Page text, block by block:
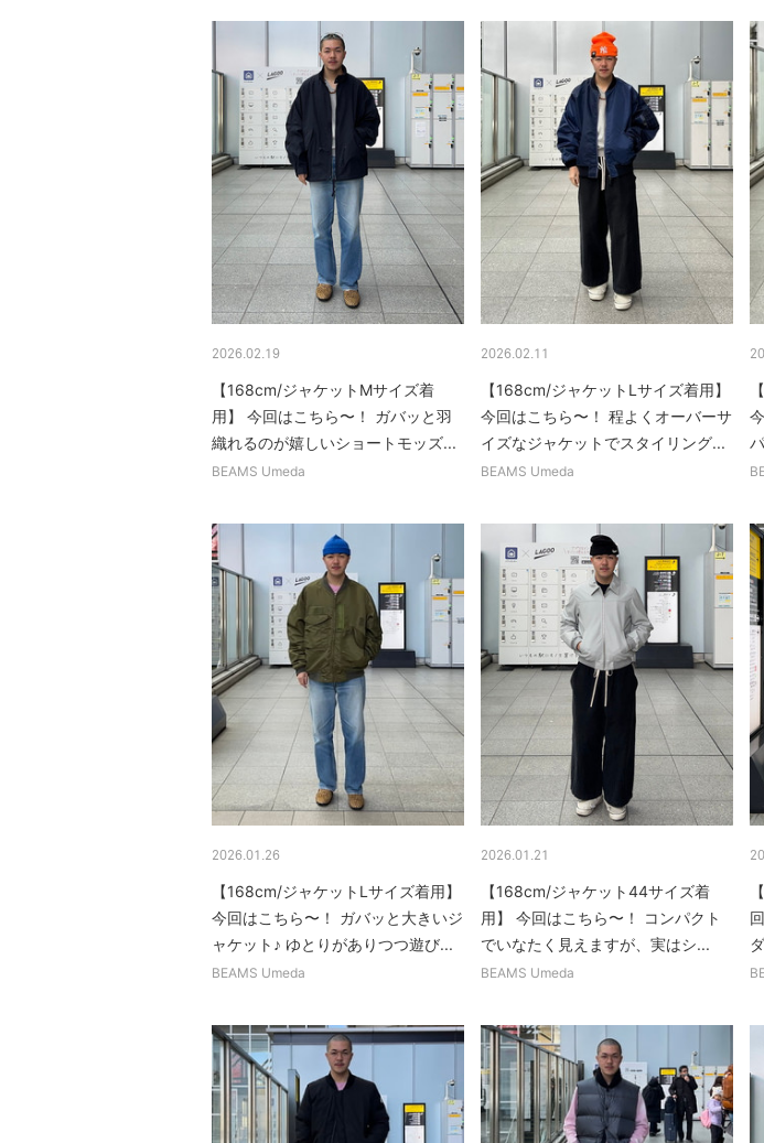
2026.02.19
【168cm/ジャケットMサイズ着
用】 今回はこちら〜！ ガバッと羽
織れるのが嬉しいショートモッズ...
BEAMS Umeda
2026.02.11
【168cm/ジャケットLサイズ着用】
今回はこちら〜！ 程よくオーバーサ
イズなジャケットでスタイリング...
BEAMS Umeda
2026.01.26
【168cm/ジャケットLサイズ着用】
今回はこちら〜！ ガバッと大きいジ
ャケット♪ ゆとりがありつつ遊び...
BEAMS Umeda
2026.01.21
【168cm/ジャケット44サイズ着
用】 今回はこちら〜！ コンパクト
でいなたく見えますが、実はシ...
BEAMS Umeda